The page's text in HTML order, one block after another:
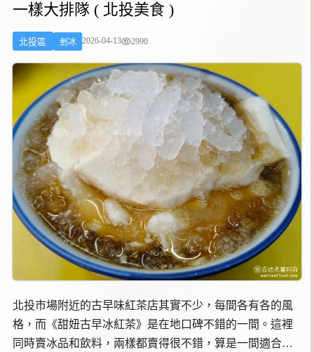
一樣大排隊 ( 北投美食 )
北投區 剉冰 2026-04-13 2990
北投市場附近的古早味紅茶店其實不少，每間各有各的風
格，而《甜妞古早冰紅茶》是在地口碑不錯的一間。這裡
同時賣冰品和飲料，兩樣都賣得很不錯，算是一間適合天